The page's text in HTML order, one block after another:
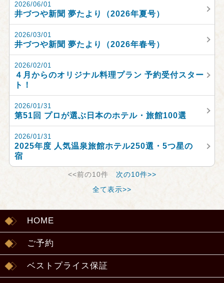
2026/06/01
井づつや新聞 夢たより（2026年夏号）
2026/03/01
井づつや新聞 夢たより（2026年春号）
2026/02/01
４月からのオリジナル料理プラン 予約受付スター
ト！
2026/01/31
第51回 プロが選ぶ日本のホテル・旅館100選
2026/01/31
2025年度 人気温泉旅館ホテル250選・5つ星の
宿
<<前の10件 次の10件>>
全て表示>>
HOME
ご予約
ベストプライス保証